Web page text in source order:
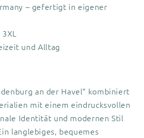
– gefertigt in eigener
und Alltag
an der Havel“ kombiniert
mit einem eindrucksvollen
Identität und modernen Stil
langlebiges, bequemes